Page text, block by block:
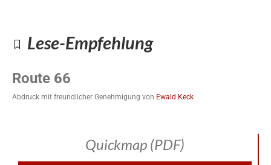
Lese-Empfehlung
Route 66
Abdruck mit freundlicher Genehmigung von Ewald Keck
Quickmap (PDF)